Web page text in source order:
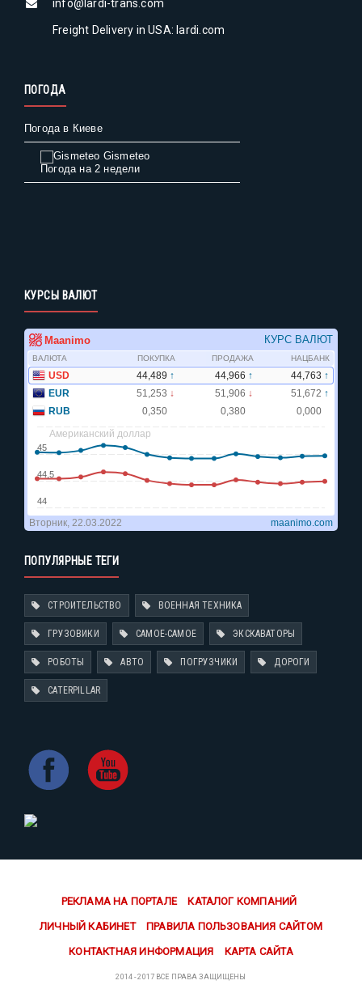
info@lardi-trans.com
Freight Delivery in USA: lardi.com
ПОГОДА
Погода в Киеве
Gismeteo
Погода на 2 недели
КУРСЫ ВАЛЮТ
ПОПУЛЯРНЫЕ ТЕГИ
СТРОИТЕЛЬСТВО ВОЕННАЯ ТЕХНИКА
ГРУЗОВИКИ САМОЕ-САМОЕ ЭКСКАВАТОРЫ
РОБОТЫ АВТО ПОГРУЗЧИКИ ДОРОГИ
CATERPILLAR
РЕКЛАМА НА ПОРТАЛЕ КАТАЛОГ КОМПАНИЙ
ЛИЧНЫЙ КАБИНЕТ ПРАВИЛА ПОЛЬЗОВАНИЯ САЙТОМ
КОНТАКТНАЯ ИНФОРМАЦИЯ КАРТА САЙТА
2014 - 2017 ВСЕ ПРАВА ЗАЩИЩЕНЫ